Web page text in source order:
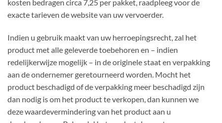
kosten bedragen circa 7,25 per pakket, raadpleeg voor de
exacte tarieven de website van uw vervoerder.
Indien u gebruik maakt van uw herroepingsrecht, zal het
product met alle geleverde toebehoren en – indien
redelijkerwijze mogelijk – in de originele staat en verpakking
aan de ondernemer geretourneerd worden. Mocht het
product beschadigd of de verpakking meer beschadigd zijn
dan nodig is om het product te verkopen, dan kunnen we
deze waardevermindering van het product aan u